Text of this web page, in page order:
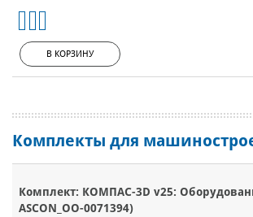
В КОРЗИНУ
Комплекты для
Комплект: КОМПАС-3D v25:
ASCON_ОО-0071394)